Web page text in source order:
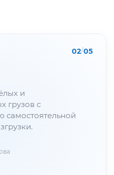
02/05
и
грузов с
самостоятельной